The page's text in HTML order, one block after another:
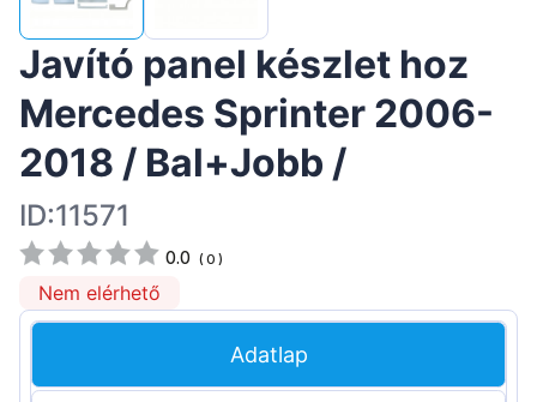
Javító panel készlet hoz
Mercedes Sprinter 2006-
2018 / Bal+Jobb /
ID:11571
0.0 (0 )
Nem elérhető
Adatlap